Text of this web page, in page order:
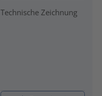
Technische Zeichnung